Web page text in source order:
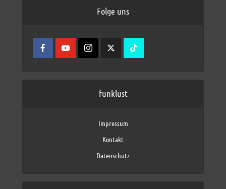
Folge uns
funklust
Impressum
Kontakt
Datenschutz